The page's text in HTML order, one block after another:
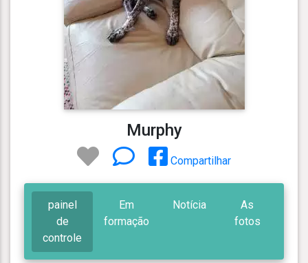
Murphy
Compartilhar
painel
de
controle
Em
formação
Notícia
As
fotos